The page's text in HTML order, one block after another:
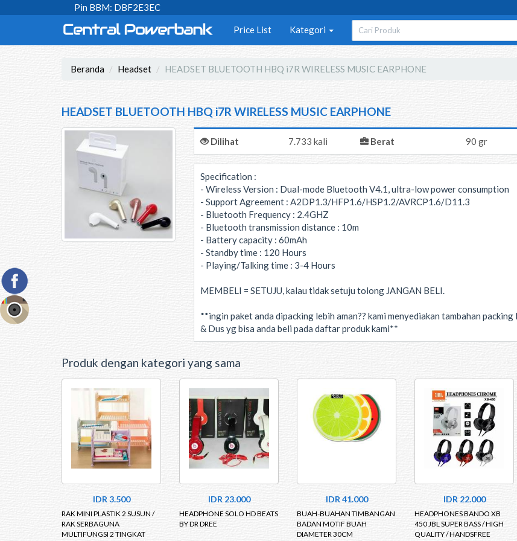
Pin BBM: DBF2E3EC
Price List Kategori
Beranda Headset HEADSET BLUETOOTH HBQ i7R WIRELESS MUSIC EARPHONE
HEADSET BLUETOOTH HBQ i7R WIRELESS MUSIC EARPHONE
Dilihat 7.733 kali Berat 90 gr
Specification :
- Wireless Version : Dual-mode Bluetooth V4.1, ultra-low power consumption
- Support Agreement : A2DP1.3/HFP1.6/HSP1.2/AVRCP1.6/D11.3
- Bluetooth Frequency : 2.4GHZ
- Bluetooth transmission distance : 10m
- Battery capacity : 60mAh
- Standby time : 120 Hours
- Playing/Talking time : 3-4 Hours
MEMBELI = SETUJU, kalau tidak setuju tolong JANGAN BELI.
**ingin paket anda dipacking lebih aman?? kami menyediakan tambahan packing
& Dus yg bisa anda beli pada daftar produk kami**
Produk dengan kategori yang sama
IDR 3.500
RAK MINI PLASTIK 2 SUSUN /
RAK SERBAGUNA
MULTIFUNGSI 2 TINGKAT
IDR 23.000
HEADPHONE SOLO HD BEATS
BY DR DREE
IDR 41.000
BUAH-BUAHAN TIMBANGAN
BADAN MOTIF BUAH
DIAMETER 30CM
IDR 22.000
HEADPHONES BANDO XB
450 JBL SUPER BASS / HIGH
QUALITY / HANDSFREE